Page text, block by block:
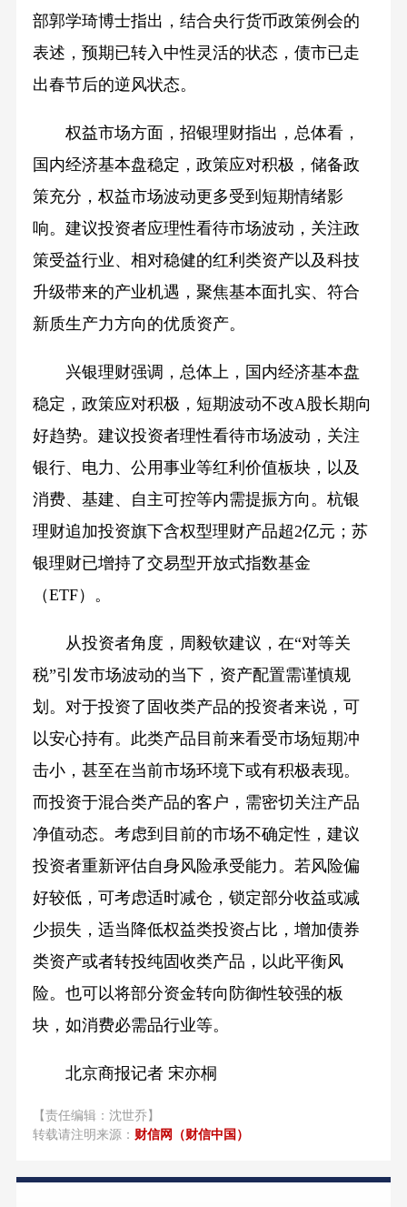
部郭学琦博士指出，结合央行货币政策例会的
表述，预期已转入中性灵活的状态，债市已走
出春节后的逆风状态。
权益市场方面，招银理财指出，总体看，
国内经济基本盘稳定，政策应对积极，储备政
策充分，权益市场波动更多受到短期情绪影
响。建议投资者应理性看待市场波动，关注政
策受益行业、相对稳健的红利类资产以及科技
升级带来的产业机遇，聚焦基本面扎实、符合
新质生产力方向的优质资产。
兴银理财强调，总体上，国内经济基本盘
稳定，政策应对积极，短期波动不改A股长期向
好趋势。建议投资者理性看待市场波动，关注
银行、电力、公用事业等红利价值板块，以及
消费、基建、自主可控等内需提振方向。杭银
理财追加投资旗下含权型理财产品超2亿元；苏
银理财已增持了交易型开放式指数基金
（ETF）。
从投资者角度，周毅钦建议，在“对等关
税”引发市场波动的当下，资产配置需谨慎规
划。对于投资了固收类产品的投资者来说，可
以安心持有。此类产品目前来看受市场短期冲
击小，甚至在当前市场环境下或有积极表现。
而投资于混合类产品的客户，需密切关注产品
净值动态。考虑到目前的市场不确定性，建议
投资者重新评估自身风险承受能力。若风险偏
好较低，可考虑适时减仓，锁定部分收益或减
少损失，适当降低权益类投资占比，增加债券
类资产或者转投纯固收类产品，以此平衡风
险。也可以将部分资金转向防御性较强的板
块，如消费必需品行业等。
北京商报记者 宋亦桐
【责任编辑：沈世乔】
转载请注明来源： 财信网（财信中国）